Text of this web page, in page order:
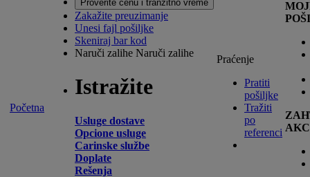
Početna
Proverite cenu i tranzitno vreme
Zakažite preuzimanje
Unesi fajl pošiljke
Skeniraj bar kod
Naruči zalihe Naruči zalihe
Istražite
Usluge dostave
Opcione usluge
Carinske službe
Doplate
Rešenja
Praćenje
Pratiti
pošiljke
Tražiti
po
referenci